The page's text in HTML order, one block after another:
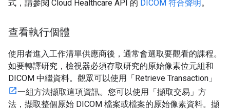
式，請參閱 Cloud Healthcare API 的 DICOM 符合聲明。
查看執行個體
使用者進入工作清單供應商後，通常會選取要觀看的課程。
如要轉譯研究，檢視器必須存取研究的原始像素位元組和
DICOM 中繼資料。觀眾可以使用「Retrieve Transaction」
一組方法擷取這項資訊。您可以使用「擷取交易」方
法，擷取整個原始 DICOM 檔案或檔案的原始像素資料。擷